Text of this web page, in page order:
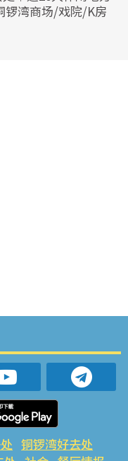
锣湾商场/戏院/K房
铜锣湾好去处